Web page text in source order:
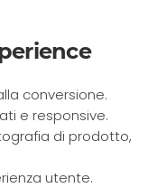
conversione.
e responsive.
di prodotto,
utente.